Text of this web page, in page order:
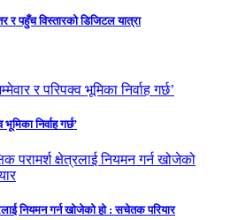
र पहुँच विस्तारको डिजिटल यात्रा
निर्वाह गर्छ’
नियमन गर्न खोजेको हो : सचेतक परियार